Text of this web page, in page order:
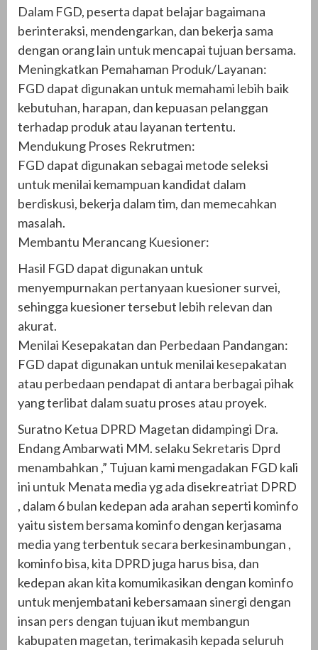
Dalam FGD, peserta dapat belajar bagaimana
berinteraksi, mendengarkan, dan bekerja sama
dengan orang lain untuk mencapai tujuan bersama.
Meningkatkan Pemahaman Produk/Layanan:
FGD dapat digunakan untuk memahami lebih baik
kebutuhan, harapan, dan kepuasan pelanggan
terhadap produk atau layanan tertentu.
Mendukung Proses Rekrutmen:
FGD dapat digunakan sebagai metode seleksi
untuk menilai kemampuan kandidat dalam
berdiskusi, bekerja dalam tim, dan memecahkan
masalah.
Membantu Merancang Kuesioner:
Hasil FGD dapat digunakan untuk
menyempurnakan pertanyaan kuesioner survei,
sehingga kuesioner tersebut lebih relevan dan
akurat.
Menilai Kesepakatan dan Perbedaan Pandangan:
FGD dapat digunakan untuk menilai kesepakatan
atau perbedaan pendapat di antara berbagai pihak
yang terlibat dalam suatu proses atau proyek.
Suratno Ketua DPRD Magetan didampingi Dra.
Endang Ambarwati MM. selaku Sekretaris Dprd
menambahkan ,” Tujuan kami mengadakan FGD kali
ini untuk Menata media yg ada disekreatriat DPRD
, dalam 6 bulan kedepan ada arahan seperti kominfo
yaitu sistem bersama kominfo dengan kerjasama
media yang terbentuk secara berkesinambungan ,
kominfo bisa, kita DPRD juga harus bisa, dan
kedepan akan kita komumikasikan dengan kominfo
untuk menjembatani kebersamaan sinergi dengan
insan pers dengan tujuan ikut membangun
kabupaten magetan, terimakasih kepada seluruh